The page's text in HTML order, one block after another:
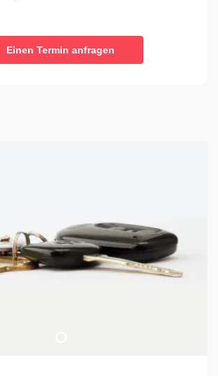
Einen Termin anfragen